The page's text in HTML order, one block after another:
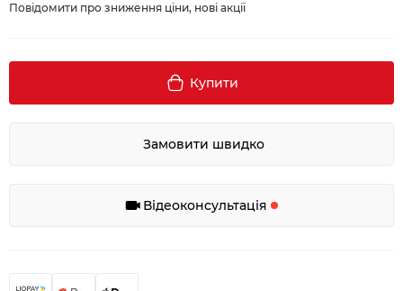
Повідомити про зниження ціни, нові акції
Купити
Замовити швидко
Відеоконсультація